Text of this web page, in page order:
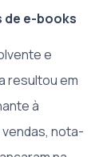
de e-books
e
resultou em
à
vendas, nota-